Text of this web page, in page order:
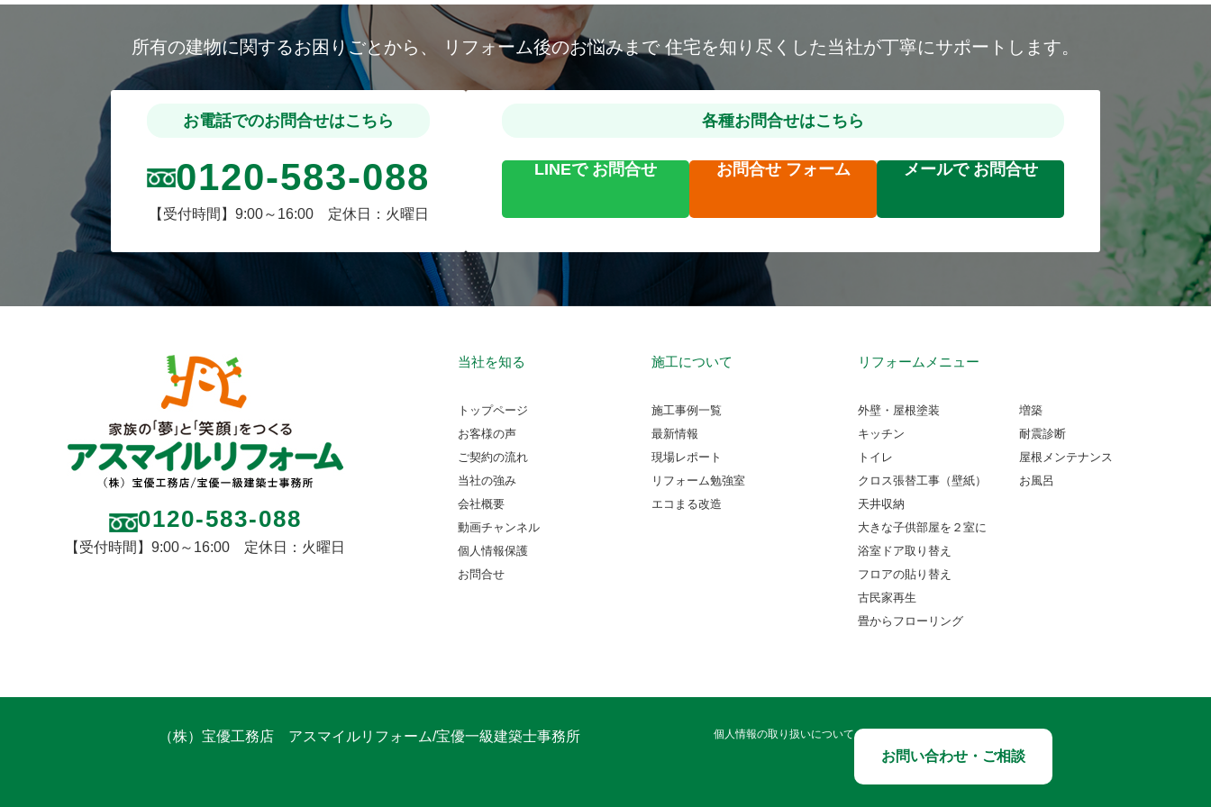
所有の建物に関するお困りごとから、 リフォーム後のお悩みまで 住宅を知り尽くした当社が丁寧にサポートします。
お電話でのお問合せはこちら
0120-583-088
【受付時間】9:00～16:00 定休日：火曜日
各種お問合せはこちら
LINEで お問合せ お問合せ フォーム メールで お問合せ
0120-583-088
【受付時間】9:00～16:00 定休日：火曜日
当社を知る
トップページ
お客様の声
ご契約の流れ
当社の強み
会社概要
動画チャンネル
個人情報保護
お問合せ
施工について
施工事例一覧
最新情報
現場レポート
リフォーム勉強室
エコまる改造
リフォームメニュー
外壁・屋根塗装
キッチン
トイレ
クロス張替工事（壁紙）
天井収納
大きな子供部屋を２室に
浴室ドア取り替え
フロアの貼り替え
古民家再生
畳からフローリング
増築
耐震診断
屋根メンテナンス
お風呂
（株）宝優工務店 アスマイルリフォーム/宝優一級建築士事務所 個人情報の取り扱いについて
お問い合わせ・ご相談